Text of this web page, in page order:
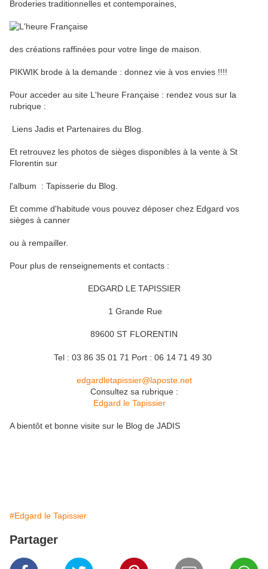
Broderies traditionnelles et contemporaines,
des créations raffinées pour votre linge de maison.
PIKWIK brode à la demande : donnez vie à vos envies !!!!
Pour acceder au site L'heure Française : rendez vous sur la
rubrique :
Liens Jadis et Partenaires du Blog.
Et retrouvez les photos de sièges disponibles à la vente à St
Florentin sur
l'album : Tapisserie du Blog.
Et comme d'habitude vous pouvez déposer chez Edgard vos
sièges à canner
ou à rempailler.
Pour plus de renseignements et contacts :
EDGARD LE TAPISSIER
1 Grande Rue
89600 ST FLORENTIN
Tel : 03 86 35 01 71 Port : 06 14 71 49 30
edgardletapissier@laposte.net
Consultez sa rubrique :
Edgard le Tapissier
A bientôt et bonne visite sur le Blog de JADIS
#Edgard le Tapissier
Partager